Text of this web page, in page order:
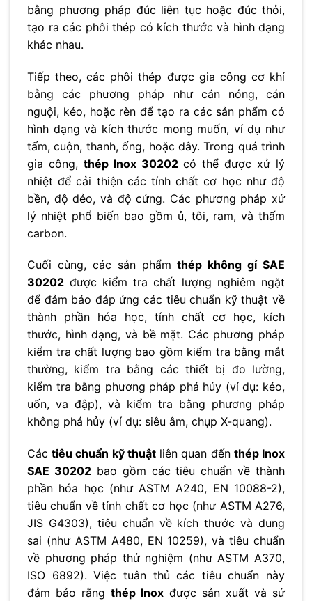
bằng phương pháp đúc liên tục hoặc đúc thỏi,
tạo ra các phôi thép có kích thước và hình dạng
khác nhau.
Tiếp theo, các phôi thép được gia công cơ khí
bằng các phương pháp như cán nóng, cán
nguội, kéo, hoặc rèn để tạo ra các sản phẩm có
hình dạng và kích thước mong muốn, ví dụ như
tấm, cuộn, thanh, ống, hoặc dây. Trong quá trình
gia công, thép Inox 30202có thể được xử lý
nhiệt để cải thiện các tính chất cơ học như độ
bền, độ dẻo, và độ cứng. Các phương pháp xử
lý nhiệt phổ biến bao gồm ủ, tôi, ram, và thấm
carbon.
Cuối cùng, các sản phẩmthép không gỉ SAE
30202 được kiểm tra chất lượng nghiêm ngặt
để đảm bảo đáp ứng các tiêu chuẩn kỹ thuật về
thành phần hóa học, tính chất cơ học, kích
thước, hình dạng, và bề mặt. Các phương pháp
kiểm tra chất lượng bao gồm kiểm tra bằng mắt
thường, kiểm tra bằng các thiết bị đo lường,
kiểm tra bằng phương pháp phá hủy (ví dụ: kéo,
uốn, va đập), và kiểm tra bằng phương pháp
không phá hủy (ví dụ: siêu âm, chụp X-quang).
Cáctiêu chuẩn kỹ thuậtliên quan đến thép Inox
SAE 30202bao gồm các tiêu chuẩn về thành
phần hóa học (như ASTM A240, EN 10088-2),
tiêu chuẩn về tính chất cơ học (như ASTM A276,
JIS G4303), tiêu chuẩn về kích thước và dung
sai (như ASTM A480, EN 10259), và tiêu chuẩn
về phương pháp thử nghiệm (như ASTM A370,
ISO 6892). Việc tuân thủ các tiêu chuẩn này
đảm bảo rằng thép Inox được sản xuất và sử